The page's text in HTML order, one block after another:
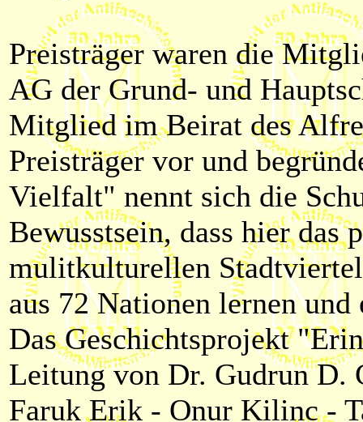
Preisträger waren die
AG der Grund- und
Mitglied im Beirat des
Preisträger vor und
Vielfalt" nennt sich die
Bewusstsein, dass hier das
mulitkulturellen
aus 72 Nationen lernen
Das Geschichtsprojekt
Leitung von Dr. Gudrun D.
Faruk Erik - Onur Kilinc -